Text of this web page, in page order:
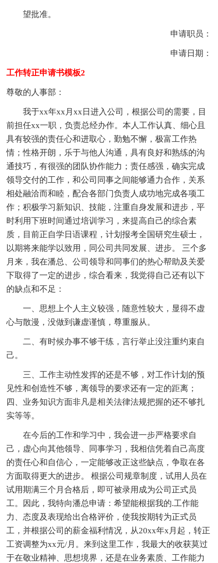
望批准。
申请职员：
申请日期：
工作转正申请书模板2
尊敬的人事部：
我于xx年xx月xx日进入公司，根据公司的需要，目
前担任xx一职，负责总经办作。本人工作认真、细心且
具有较强的责任心和进取心，勤勉不懈，极富工作热
情；性格开朗，乐于与他人沟通，具有良好和熟练的沟
通技巧，有很强的团队协作能力；责任感强，确实完成
领导交付的工作，和公司同事之间能够通力合作，关系
相处融洽而和睦，配合各部门负责人成功地完成各项工
作；积极学习新知识、技能，注重自身发展和进步，平
时利用下班时间通过培训学习，来提高自己的综合素
质，目前正自学日语课程，计划报考全国研究生硕士，
以期将来能学以致用，同公司共同发展、进步。 三个多
月来，我在潘总、公司领导和同事们的热心帮助及关爱
下取得了一定的进步，综合看来，我觉得自己还有以下
的缺点和不足：
一、思想上个人主义较强，随意性较大，显得不虚
心与散漫，没做到谦虚谨慎，尊重服从。
二、有时候办事不够干练，言行举止没注重约束自
己。
三、工作主动性发挥的还是不够，对工作计划的预
见性和创造性不够，离领导的要求还有一定的距离；
四、业务知识方面非凡是相关法律法规把握的还不够扎
实等等。
在今后的工作和学习中，我会进一步严格要求自
己，虚心向其他领导、同事学习，我相信凭着自己高度
的责任心和自信心，一定能够改正这些缺点，争取在各
方面取得更大的进步。 根据公司规章制度，试用人员在
试用期满三个月合格后，即可被录用成为公司正式员
工。因此，我特向潘总申请：希望能根据我的.工作能
力、态度及表现给出合格评价，使我按期转为正式员
工，并根据公司的薪金福利情况，从20xx年x月起，转正
工资调整为xx元/月。来到这里工作，我最大的收获莫过
于在敬业精神、思想境界，还是在业务素质、工作能力